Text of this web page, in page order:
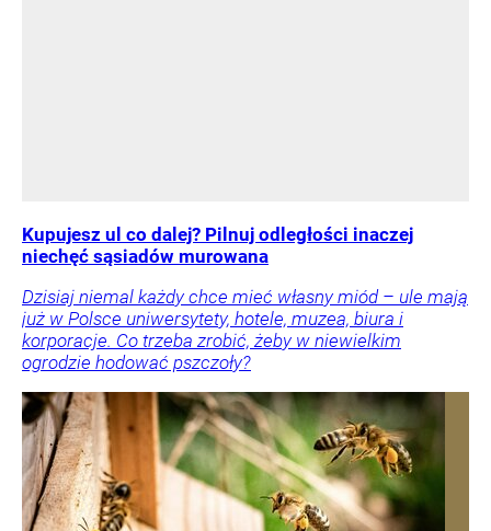
Kupujesz ul co dalej? Pilnuj odległości inaczej
niechęć sąsiadów murowana
Dzisiaj niemal każdy chce mieć własny miód – ule mają
już w Polsce uniwersytety, hotele, muzea, biura i
korporacje. Co trzeba zrobić, żeby w niewielkim
ogrodzie hodować pszczoły?